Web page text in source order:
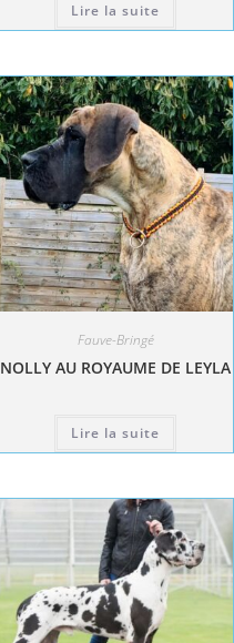
Lire la suite
Fauve-Bringé
NOLLY AU ROYAUME DE LEYLA
Lire la suite